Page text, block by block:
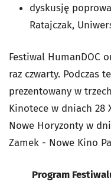
dyskusję
Ratajczak,
Festiwal HumanDOC
raz czwarty. Podczas
prezentowany w
Kinotece w dniach 28
Nowe Horyzonty w
Zamek - Nowe Kino
Program